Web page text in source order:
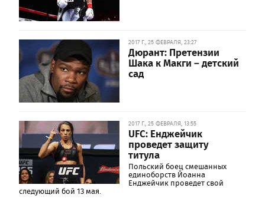
2017 Г., 25 ФЕВРАЛЯ, 23:27
Дюрант: Претензии
Шака к Макги – детский
сад
2017 Г., 25 ФЕВРАЛЯ, 13:55
UFC: Енджейчик
проведет защиту
титула
Польский боец смешанных
единоборств Йоанна
Енджейчик проведет свой
следующий бой 13 мая.